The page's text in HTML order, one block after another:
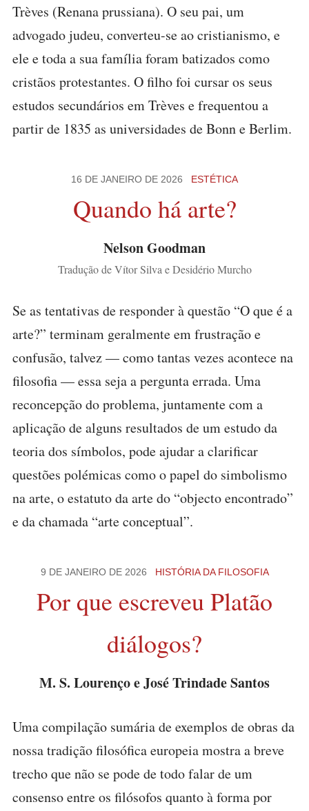
Trèves (Renana prussiana). O seu pai, um
advogado judeu, converteu-se ao cristianismo, e
ele e toda a sua família foram batizados como
cristãos protestantes. O filho foi cursar os seus
estudos secundários em Trèves e frequentou a
partir de 1835 as universidades de Bonn e Berlim.
16 DE JANEIRO DE 2026 ESTÉTICA
Quando há arte?
Nelson Goodman
Tradução de Vítor Silva e Desidério Murcho
Se as tentativas de responder à questão “O que é a
arte?” terminam geralmente em frustração e
confusão, talvez — como tantas vezes acontece na
filosofia — essa seja a pergunta errada. Uma
reconcepção do problema, juntamente com a
aplicação de alguns resultados de um estudo da
teoria dos símbolos, pode ajudar a clarificar
questões polémicas como o papel do simbolismo
na arte, o estatuto da arte do “objecto encontrado”
e da chamada “arte conceptual”.
9 DE JANEIRO DE 2026 HISTÓRIA DA FILOSOFIA
Por que escreveu Platão
diálogos?
M. S. Lourenço e José Trindade Santos
Uma compilação sumária de exemplos de obras da
nossa tradição filosófica europeia mostra a breve
trecho que não se pode de todo falar de um
consenso entre os filósofos quanto à forma por